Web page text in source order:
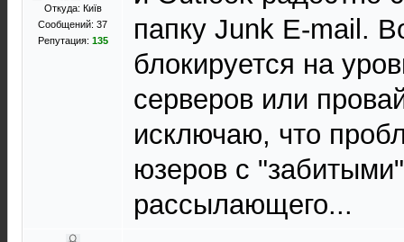
Откуда: Київ
Сообщений: 37
Репутация: 135
папку Junk E-mail.
блокируется на
серверов или
исключаю, что
юзеров с
рассылающего...